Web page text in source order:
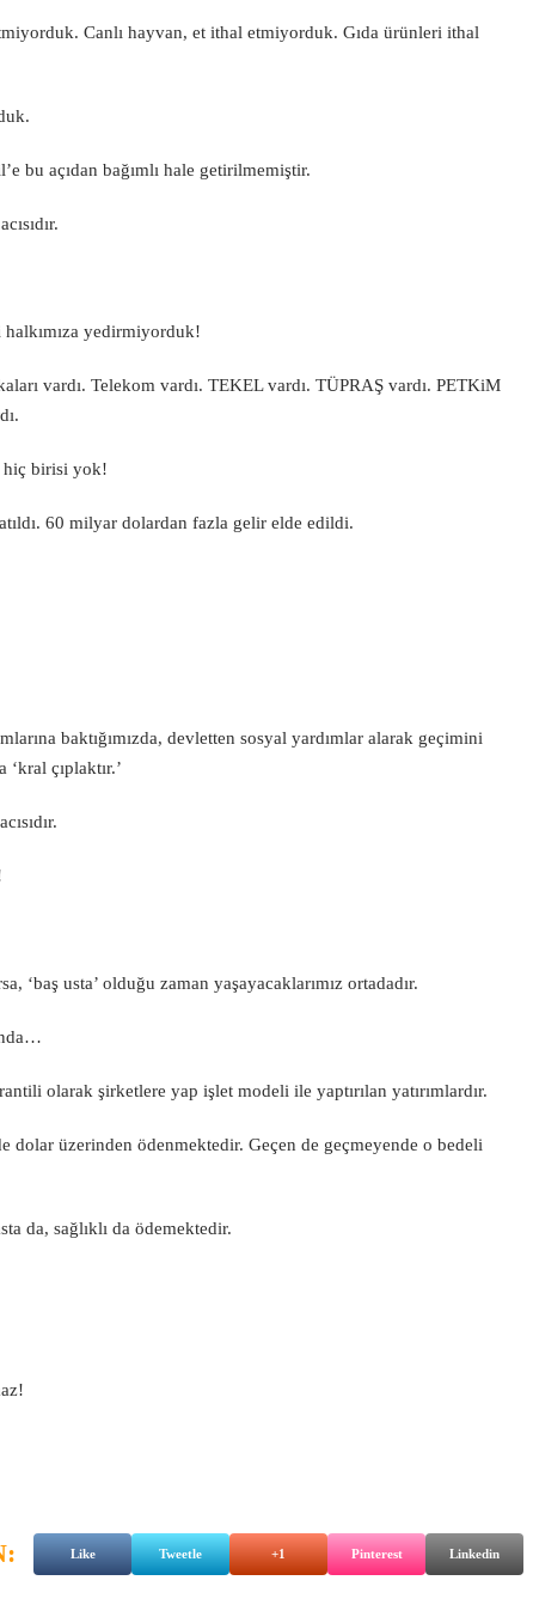
Canlı hayvan, et ithal etmiyorduk. Gıda ürünleri ithal
bu açıdan bağımlı hale getirilmemiştir.
halkımıza yedirmiyorduk!
vardı. Telekom vardı. TEKEL vardı. TÜPRAŞ vardı. PETKiM
hiç birisi yok!
60 milyar dolardan fazla gelir elde edildi.
baktığımızda, devletten sosyal yardımlar alarak geçimini
çıplaktır.’
‘baş usta’ olduğu zaman yaşayacaklarımız ortadadır.
olarak şirketlere yap işlet modeli ile yaptırılan yatırımlardır.
dolar üzerinden ödenmektedir. Geçen de geçmeyende o bedeli
da, sağlıklı da ödemektedir.
Like Tweetle +1 Pinterest Linkedin